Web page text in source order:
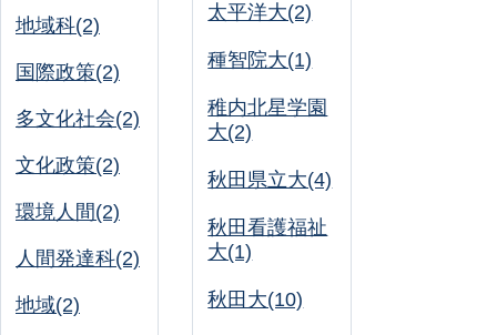
地域科(2)
国際政策(2)
多文化社会(2)
文化政策(2)
環境人間(2)
人間発達科(2)
地域(2)
太平洋大(2)
種智院大(1)
稚内北星学園
大(2)
秋田県立大(4)
秋田看護福祉
大(1)
秋田大(10)